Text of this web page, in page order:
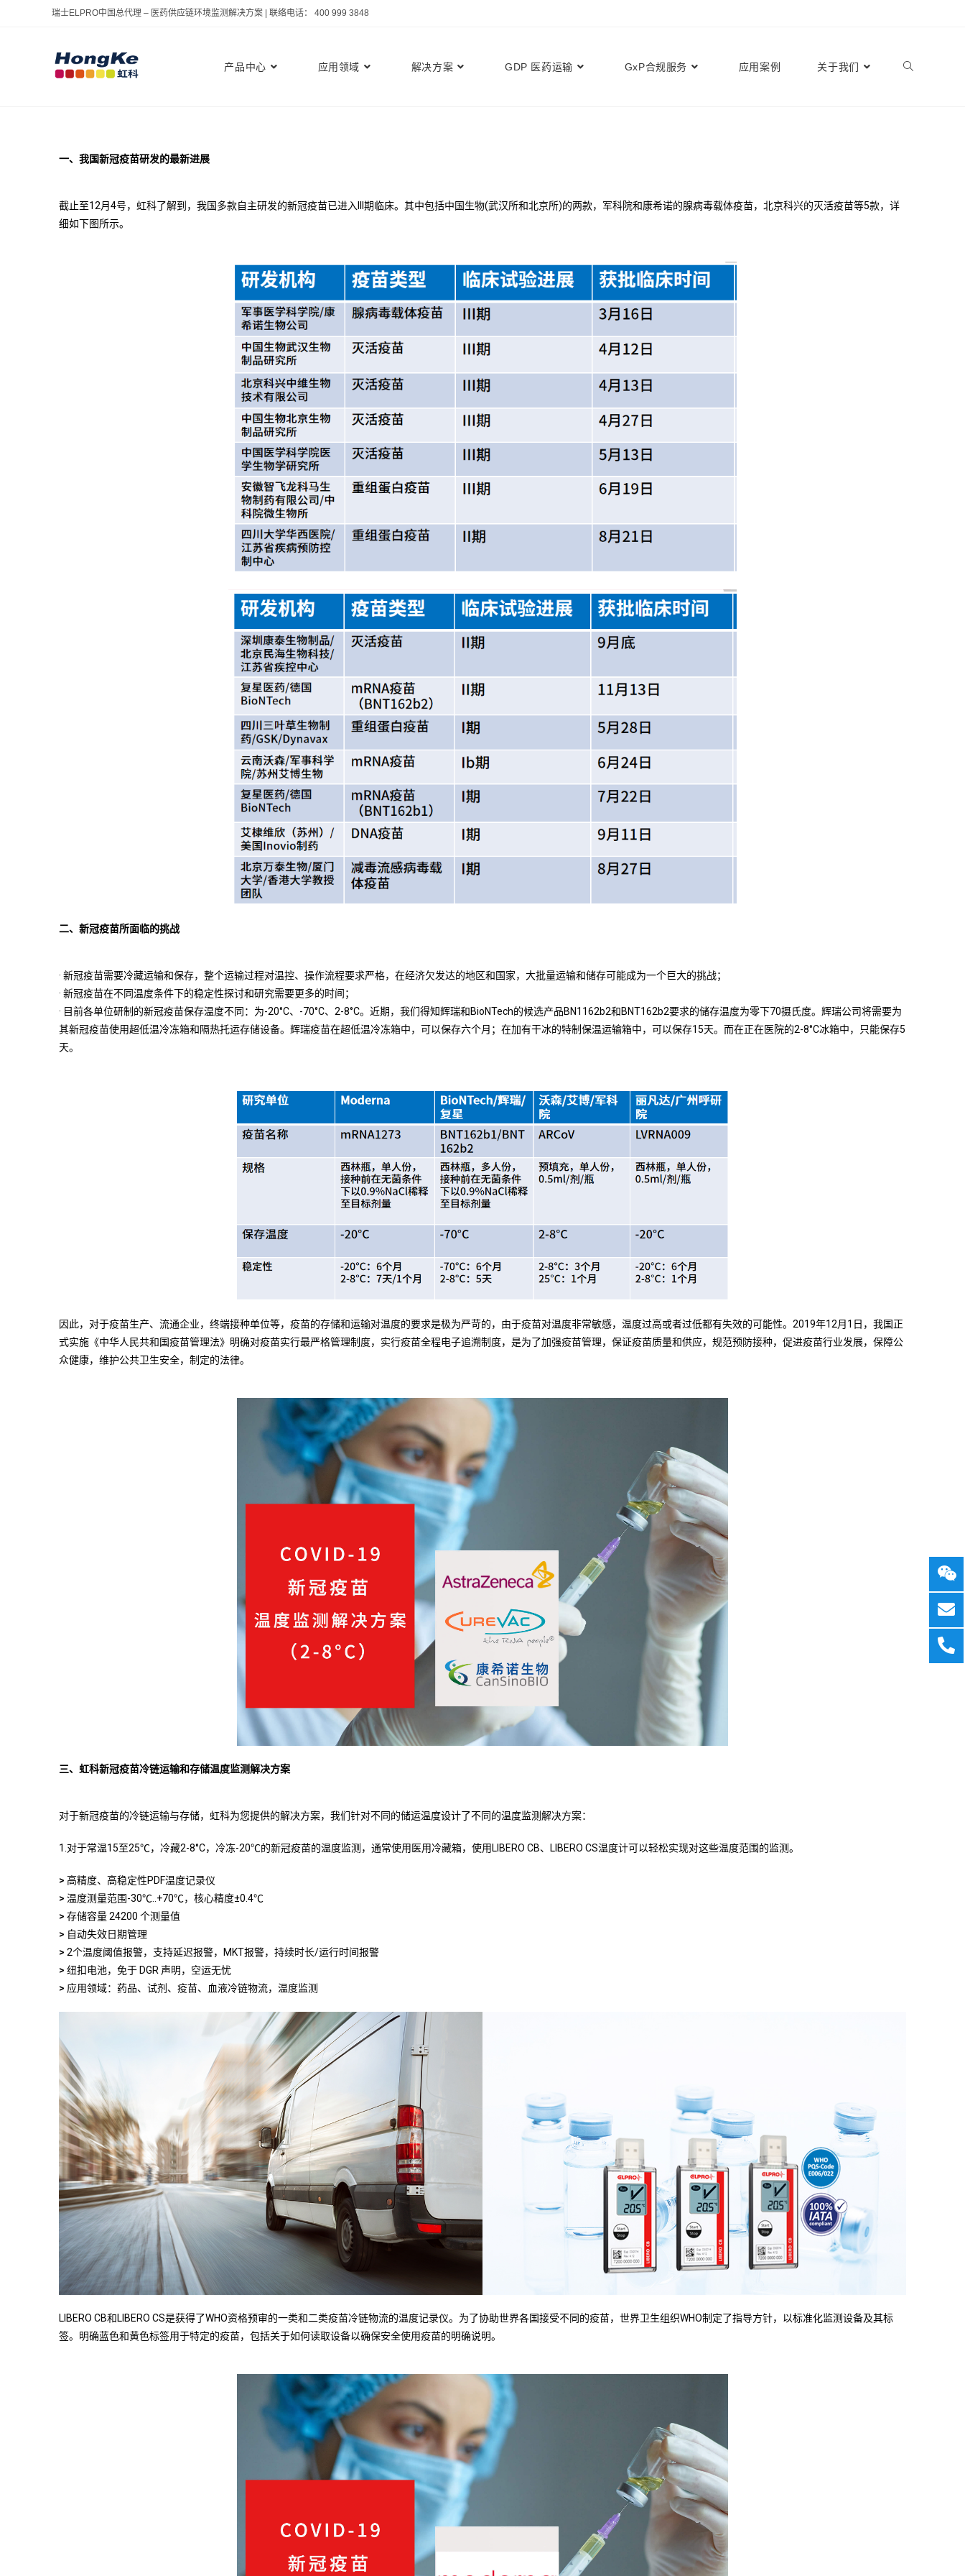
瑞士ELPRO中国总代理 – 医药供应链环境监测解决方案 | 联络电话： 400 999 3848
产品中心 应用领域 解决方案 GDP 医药运输 GxP合规服务 应用案例 关于我们
一、我国新冠疫苗研发的最新进展
截止至12月4号，虹科了解到，我国多款自主研发的新冠疫苗已进入III期临床。其中包括中国生物(武汉所和北京所)的两款，军科院和康希诺的腺病毒载体疫苗，北京科兴的灭活疫苗等5款，详
细如下图所示。
二、新冠疫苗所面临的挑战
· 新冠疫苗需要冷藏运输和保存，整个运输过程对温控、操作流程要求严格，在经济欠发达的地区和国家，大批量运输和储存可能成为一个巨大的挑战；
· 新冠疫苗在不同温度条件下的稳定性探讨和研究需要更多的时间；
· 目前各单位研制的新冠疫苗保存温度不同：为-20°C、-70°C、2-8°C。近期，我们得知辉瑞和BioNTech的候选产品BN1162b2和BNT162b2要求的储存温度为零下70摄氏度。辉瑞公司将需要为
其新冠疫苗使用超低温冷冻箱和隔热托运存储设备。辉瑞疫苗在超低温冷冻箱中，可以保存六个月；在加有干冰的特制保温运输箱中，可以保存15天。而在正在医院的2-8°C冰箱中，只能保存5
天。
因此，对于疫苗生产、流通企业，终端接种单位等，疫苗的存储和运输对温度的要求是极为严苛的，由于疫苗对温度非常敏感，温度过高或者过低都有失效的可能性。2019年12月1日，我国正
式实施《中华人民共和国疫苗管理法》明确对疫苗实行最严格管理制度，实行疫苗全程电子追溯制度，是为了加强疫苗管理，保证疫苗质量和供应，规范预防接种，促进疫苗行业发展，保障公
众健康，维护公共卫生安全，制定的法律。
三、虹科新冠疫苗冷链运输和存储温度监测解决方案
对于新冠疫苗的冷链运输与存储，虹科为您提供的解决方案，我们针对不同的储运温度设计了不同的温度监测解决方案：
1.对于常温15至25℃，冷藏2-8°C，冷冻-20℃的新冠疫苗的温度监测，通常使用医用冷藏箱，使用LIBERO CB、LIBERO CS温度计可以轻松实现对这些温度范围的监测。
> 高精度、高稳定性PDF温度记录仪
> 温度测量范围-30℃..+70℃，核心精度±0.4℃
> 存储容量 24200 个测量值
> 自动失效日期管理
> 2个温度阈值报警，支持延迟报警，MKT报警，持续时长/运行时间报警
> 纽扣电池，免于 DGR 声明，空运无忧
> 应用领域：药品、试剂、疫苗、血液冷链物流，温度监测
LIBERO CB和LIBERO CS是获得了WHO资格预审的一类和二类疫苗冷链物流的温度记录仪。为了协助世界各国接受不同的疫苗，世界卫生组织WHO制定了指导方针，以标准化监测设备及其标
签。明确蓝色和黄色标签用于特定的疫苗，包括关于如何读取设备以确保安全使用疫苗的明确说明。